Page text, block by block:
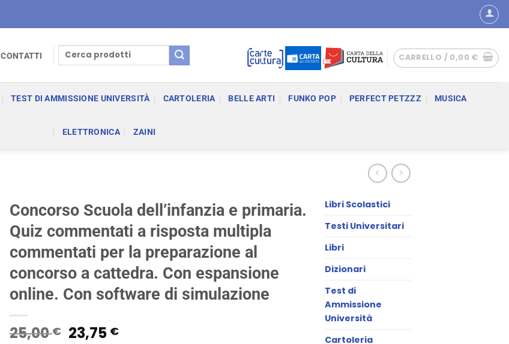
CONTATTI
Cerca:
CARRELLO / 0,00 €
TEST DI AMMISSIONE UNIVERSITÀ CARTOLERIA BELLE ARTI FUNKO POP PERFECT PETZZZ MUSICA
ELETTRONICA ZAINI
Concorso Scuola dell’infanzia e primaria.
Quiz commentati a risposta multipla
commentati per la preparazione al
concorso a cattedra. Con espansione
online. Con software di simulazione
25,00€ Il
23,75 €Il
Libri Scolastici
Testi Universitari
Libri
Dizionari
Test di
Ammissione
Università
Cartoleria